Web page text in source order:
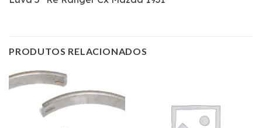
PRODUTOS RELACIONADOS